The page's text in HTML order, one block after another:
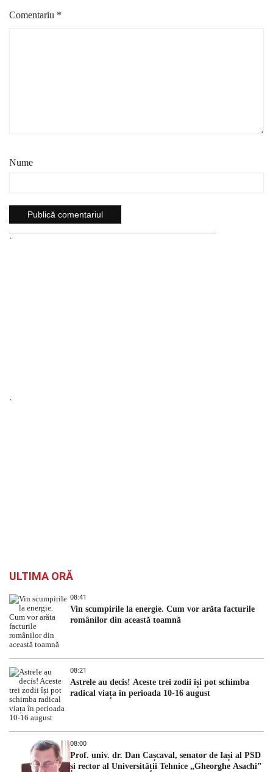
Comentariu *
Nume
`
`
ULTIMA ORĂ
08:41
Vin scumpirile la energie. Cum vor arăta facturile
românilor din această toamnă
08:21
Astrele au decis! Aceste trei zodii își pot schimba
radical viața în perioada 10-16 august
08:00
Prof. univ. dr. Dan Cașcaval, senator de Iași al PSD
și rector al Universității Tehnice „Gheorghe Asachi”